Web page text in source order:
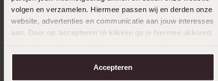
volgen en verzamelen. Hiermee passen wij en derden onze
website, advertenties en communicatie aan jouw interesses
aan. Door op ‘accepteren’ te klikken ga je hiermee akkoord.
over in onscookiebeleid.
Accepteren
Selecteer maat & bestel
Ook leuk voor jou